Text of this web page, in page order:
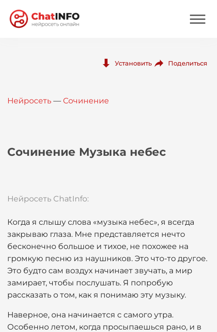
Вход
Установить Поделиться
Нейросеть — Сочинение
Сочинение Музыка небес
Нейросеть ChatInfo:
Когда я слышу слова «музыка небес», я всегда
закрываю глаза. Мне представляется нечто
бесконечно большое и тихое, не похожее на
громкую песню из наушников. Это что-то другое.
Это будто сам воздух начинает звучать, а мир
замирает, чтобы послушать. Я попробую
рассказать о том, как я понимаю эту музыку.
Наверное, она начинается с самого утра.
Особенно летом, когда просыпаешься рано, и в